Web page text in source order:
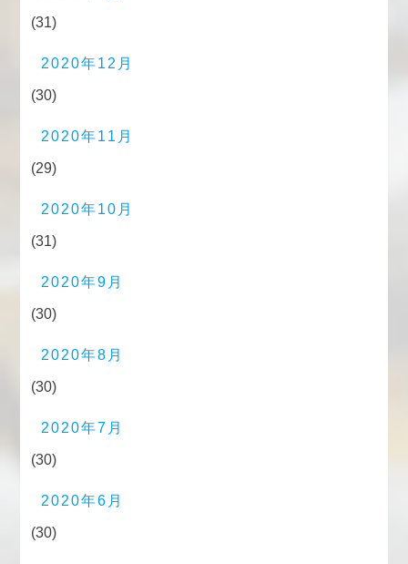
(31)
2020年12月
(30)
2020年11月
(29)
2020年10月
(31)
2020年9月
(30)
2020年8月
(30)
2020年7月
(30)
2020年6月
(30)